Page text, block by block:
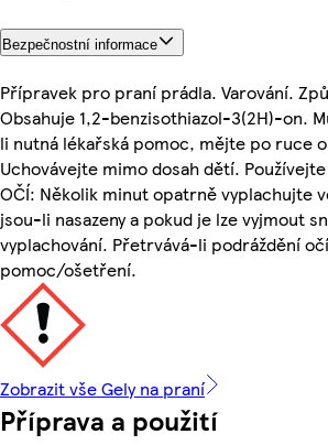
Bezpečnostní informace
Přípravek pro praní prádla. Varování.
Obsahuje 1,2-benzisothiazol-3(2H)-on.
li nutná lékařská pomoc, mějte po ruce
Uchovávejte mimo dosah dětí.
OČÍ: Několik minut opatrně vyplachujte
jsou-li nasazeny a pokud je lze vyjmout
vyplachování. Přetrvává-li podráždění
pomoc/ošetření.
Zobrazit vše Gely na praní
Příprava a použití